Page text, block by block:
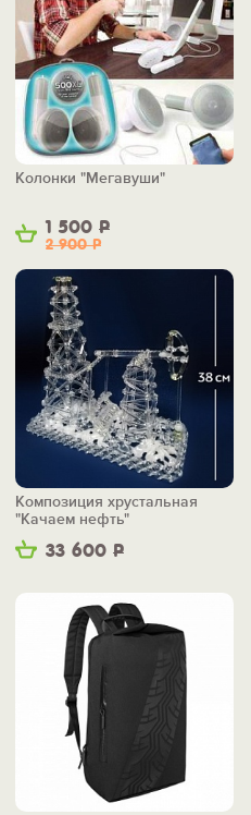
1 500 Р
2 900Р
Колонки "Мегавуши"
33 600 Р
Композиция хрустальная
"Качаем нефть"